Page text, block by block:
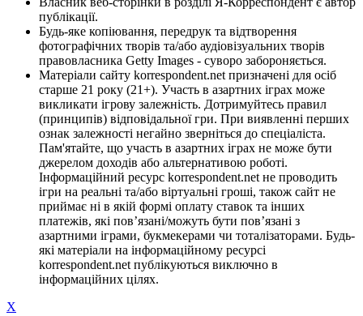
публікації.
Будь-яке копіювання, передрук та відтворення
фотографічних творів та/або аудіовізуальних творів
правовласника Getty Images - суворо забороняється.
Матеріали сайту korrespondent.net призначені для осіб
старше 21 року (21+). Участь в азартних іграх може
викликати ігрову залежність. Дотримуйтесь правил
(принципів) відповідальної гри. При виявленні перших
ознак залежності негайно зверніться до спеціаліста.
Пам'ятайте, що участь в азартних іграх не може бути
джерелом доходів або альтернативою роботі.
Інформаційний ресурс korrespondent.net не проводить
ігри на реальні та/або віртуальні гроші, також сайт не
приймає ні в якій формі оплату ставок та інших
платежів, які пов’язані/можуть бути пов’язані з
азартними іграми, букмекерами чи тоталізаторами. Будь-
які матеріали на інформаційному ресурсі
korrespondent.net публікуються виключно в
інформаційних цілях.
X